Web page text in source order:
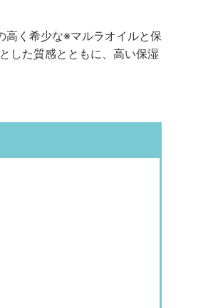
高く希少な※マルラオイルと保
した質感とともに、高い保湿